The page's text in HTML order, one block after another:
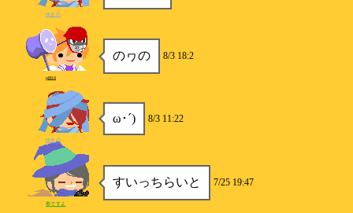
ゆきの
のヮの 8/3 18:2
p890
ω･´) 8/3 11:22
ゆきの
すいっちらいと 7/25 19:47
春ですよ